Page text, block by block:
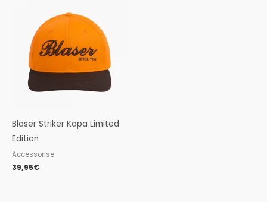
Blaser Striker Kapa Limited
Edition
Accessorise
39,95€